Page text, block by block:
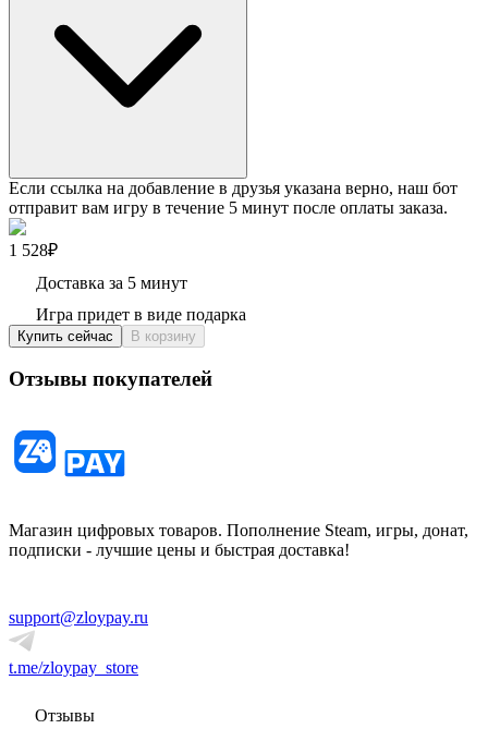
Если ссылка на добавление в друзья указана верно, наш бот
отправит вам игру в течение 5 минут после оплаты заказа.
1 528₽
Доставка за 5 минут
Игра придет в виде подарка
Купить сейчас В корзину
Отзывы покупателей
Магазин цифровых товаров. Пополнение Steam, игры, донат,
подписки - лучшие цены и быстрая доставка!
support@zloypay.ru
t.me/zloypay_store
Отзывы